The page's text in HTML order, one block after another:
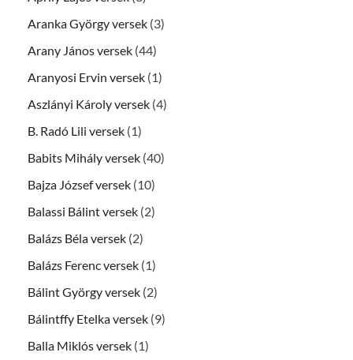
Aranka György versek (3)
Arany János versek (44)
Aranyosi Ervin versek (1)
Aszlányi Károly versek (4)
B. Radó Lili versek (1)
Babits Mihály versek (40)
Bajza József versek (10)
Balassi Bálint versek (2)
Balázs Béla versek (2)
Balázs Ferenc versek (1)
Bálint György versek (2)
Bálintffy Etelka versek (9)
Balla Miklós versek (1)